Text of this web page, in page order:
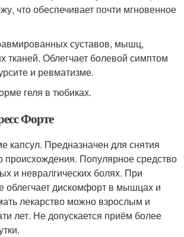
что обеспечивает почти мгновенное
суставов, мышц,
тканей. Облегчает болевой симптом
и ревматизме.
геля в тюбиках.
Форте
капсул. Предназначен для снятия
происхождения. Популярное средство
и невралгических болях. При
облегчает дискомфорт в мышцах и
лекарство можно взрослым и
лет. Не допускается приём более